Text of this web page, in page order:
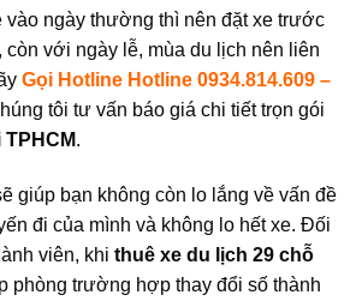
ngày thường thì nên đặt xe trước
còn với ngày lễ, mùa du lịch nên liên
Gọi Hotline Hotline 0934.814.609 –
tôi tư vấn báo giá chi tiết trọn gói
.
giúp bạn không còn lo lắng về vấn đề
đi của mình và không lo hết xe. Đối
viên, khi thuê xe du lịch 29 chỗ
phòng trường hợp thay đổi số thành